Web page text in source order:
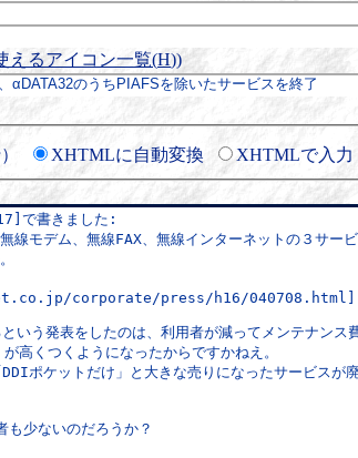
えるアイコン一覧(H))
XHTMLに自動変換
XHTMLで入力